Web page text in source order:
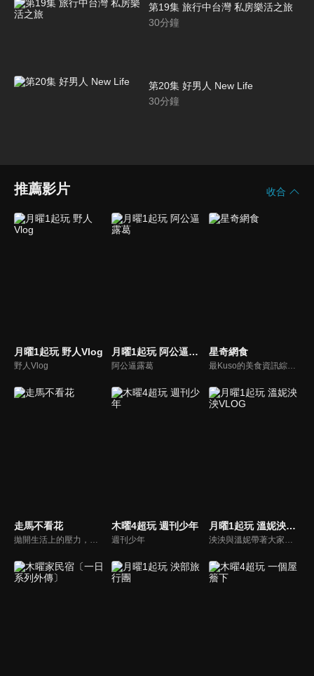
第19集 旅行中台灣 私房樂活之旅
30分鐘
第20集 好男人 New Life
30分鐘
推薦影片 收合
月曜1起玩 野人Vlog
野人Vlog
月曜1起玩 阿公逼露葛
阿公逼露葛
星奇網食
最Kuso的美食資訊綜藝節目！由美食小姐姐李懿+鬍鬚仔，推薦網路熱搜的美食小吃，不管是早餐、中餐、晚餐、宵夜，還是甜點、冰品、下午茶，用吃吃喝喝的方式，帶你找回看電視的純粹享受。
走馬不看花
拋開生活上的壓力，告別吃吃喝喝、走走看看的空乏之旅，「走馬不看花」為您策劃旅行新攻略，深入他鄉，體驗在地風情，感受全新風貌。透過鏡頭來刺激您的感官，用全新的角度了解旅行的意義，用最真誠的方式玩出不一樣的旅程，找出旅行的感動，跟著我們一起探索心中另一面美麗桃花源吧！
木曜4超玩 週刊少年
週刊少年
月曜1起玩 溫妮泱泱VLOG
泱泱與溫妮帶著大家到處吃喝玩樂！